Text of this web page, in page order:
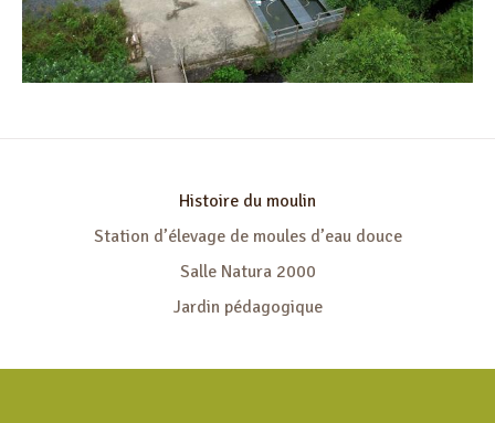
Histoire du moulin
Station d’élevage de moules d’eau douce
Salle Natura 2000
Jardin pédagogique